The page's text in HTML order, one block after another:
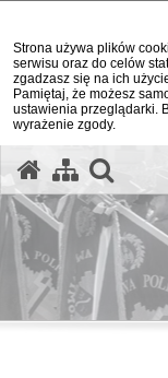
Strona używa plików
serwisu oraz do celów
zgadzasz się na ich
Pamiętaj, że możesz
ustawienia przeglądarki.
wyrażenie zgody.